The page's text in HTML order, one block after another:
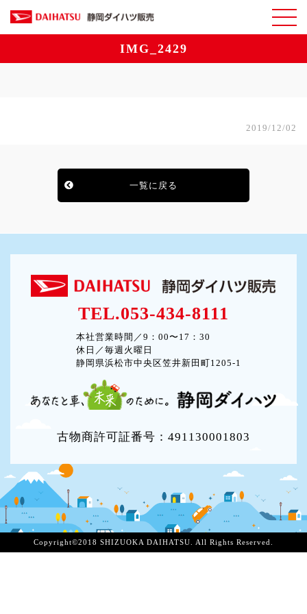
IMG_2429
2019/12/02
一覧に戻る
TEL.053-434-8111
本社営業時間／9：00〜17：30
休日／毎週火曜日
静岡県浜松市中央区笠井新田町1205-1
古物商許可証番号：491130001803
Copyright©2018 SHIZUOKA DAIHATSU. All Rights Reserved.